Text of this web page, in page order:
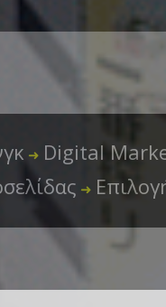
➜ Digital
➜